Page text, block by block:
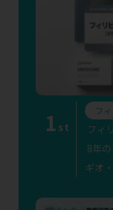
1 st
フ
フィ
8年
ギオ